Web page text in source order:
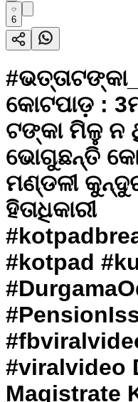
6
କୋଟପାଡ଼ :
ଟଙ୍କା ମିଳୁ ନ
ଭୋଗୁଛନ୍ତି
ମଣ୍ଡଳୀ
ହିତାଧିକାରୀ
#kotpad
#viralvideo
Magistrate